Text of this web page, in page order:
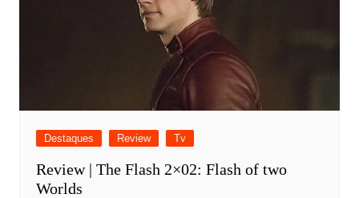
Destaques Review Tv
Review | The Flash 2×02: Flash of two
Worlds